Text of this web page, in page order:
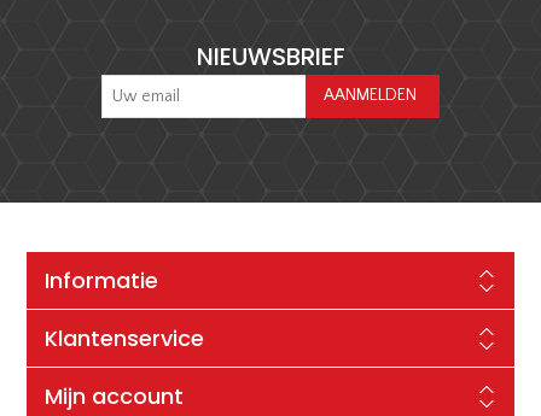
NIEUWSBRIEF
Informatie
Klantenservice
Mijn account